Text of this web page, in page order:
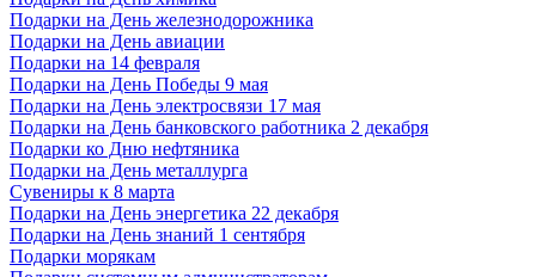
Подарки на День железнодорожника
Подарки на День авиации
Подарки на 14 февраля
Подарки на День Победы 9 мая
Подарки на День электросвязи 17 мая
Подарки на День банковского работника 2 декабря
Подарки ко Дню нефтяника
Подарки на День металлурга
Сувениры к 8 марта
Подарки на День энергетика 22 декабря
Подарки на День знаний 1 сентября
Подарки морякам